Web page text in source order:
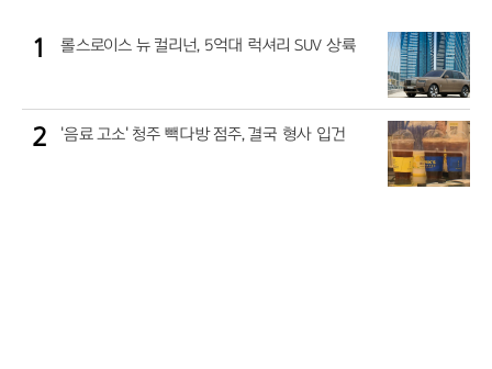
1 롤스로이스 뉴 컬리넌, 5억대 럭셔리 SUV 상륙
2 '음료 고소' 청주 빽다방 점주, 결국 형사 입건